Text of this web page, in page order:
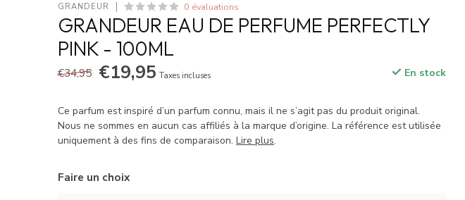
GRANDEUR 0 évaluations
GRANDEUR EAU DE PERFUME PERFECTLY
PINK - 100ML
€34,95 €19,95 Taxes incluses En stock
Ce parfum est inspiré d’un parfum connu, mais il ne s’agit pas du produit original.
Nous ne sommes en aucun cas affiliés à la marque d’origine. La référence est utilisée
uniquement à des fins de comparaison.Lire plus.
Faire un choix